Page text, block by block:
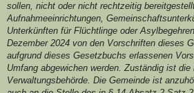
sollen, nicht oder nicht rechtzeitig
Aufnahmeeinrichtungen,
Unterkünften für Flüchtlinge oder
Dezember 2024 von den Vorschriften dieses
aufgrund dieses Gesetzbuchs erlassenen
Umfang abgewichen werden. Zuständig ist die
Verwaltungsbehörde. Die Gemeinde ist